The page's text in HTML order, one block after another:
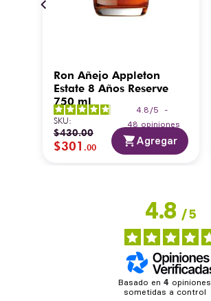
Ron Añejo Appleton
Estate 8 Años Reserve
750 ml
4.8 /5
-
48 opiniones
SKU:
$430.00
$301 .00
Agregar
4.8/5
Basado en4 opiniones
sometidas a control